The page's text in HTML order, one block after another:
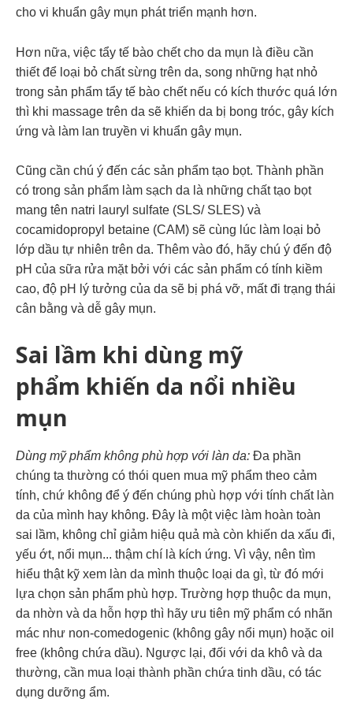
cho vi khuẩn gây mụn phát triển mạnh hơn.
Hơn nữa, việc tẩy tế bào chết cho da mụn là điều cần
thiết để loại bỏ chất sừng trên da, song những hạt nhỏ
trong sản phẩm tẩy tế bào chết nếu có kích thước quá lớn
thì khi massage trên da sẽ khiến da bị bong tróc, gây kích
ứng và làm lan truyền vi khuẩn gây mụn.
Cũng cần chú ý đến các sản phẩm tạo bọt. Thành phần
có trong sản phẩm làm sạch da là những chất tạo bọt
mang tên natri lauryl sulfate (SLS/ SLES) và
cocamidopropyl betaine (CAM) sẽ cùng lúc làm loại bỏ
lớp dầu tự nhiên trên da. Thêm vào đó, hãy chú ý đến độ
pH của sữa rửa mặt bởi với các sản phẩm có tính kiềm
cao, độ pH lý tưởng của da sẽ bị phá vỡ, mất đi trạng thái
cân bằng và dễ gây mụn.
Sai lầm khi dùng mỹ
phẩm khiến da nổi nhiều
mụn
Dùng mỹ phẩm không phù hợp với làn da: Đa phần
chúng ta thường có thói quen mua mỹ phẩm theo cảm
tính, chứ không để ý đến chúng phù hợp với tính chất làn
da của mình hay không. Đây là một việc làm hoàn toàn
sai lầm, không chỉ giảm hiệu quả mà còn khiến da xấu đi,
yếu ớt, nổi mụn... thậm chí là kích ứng. Vì vậy, nên tìm
hiểu thật kỹ xem làn da mình thuộc loại da gì, từ đó mới
lựa chọn sản phẩm phù hợp. Trường hợp thuộc da mụn,
da nhờn và da hỗn hợp thì hãy ưu tiên mỹ phẩm có nhãn
mác như non-comedogenic (không gây nổi mụn) hoặc oil
free (không chứa dầu). Ngược lại, đối với da khô và da
thường, cần mua loại thành phần chứa tinh dầu, có tác
dụng dưỡng ẩm.